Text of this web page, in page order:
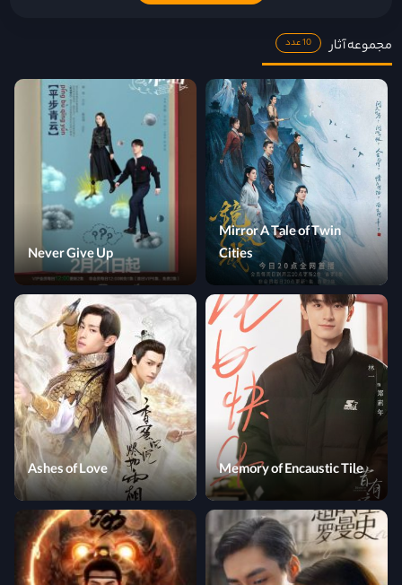
مجموعه آثار 10 عدد
Mirror A Tale of Twin
Cities
Never Give Up
Memory of Encaustic Tile
Ashes of Love